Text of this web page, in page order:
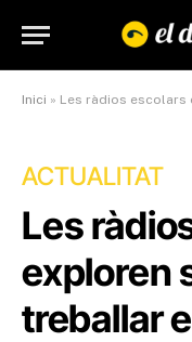
Inici » Les ràdios escolars
ACTUALITAT
Les
exploren
treballar